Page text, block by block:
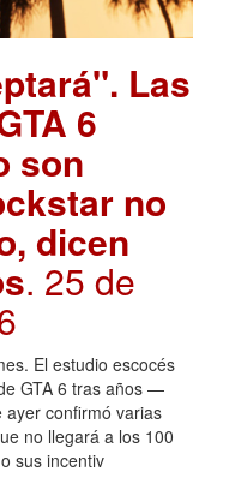
Las
6
son
no
dicen
. 25 de
El estudio escocés
GTA 6 tras años —
confirmó varias
no llegará a los 100
sus incentiv